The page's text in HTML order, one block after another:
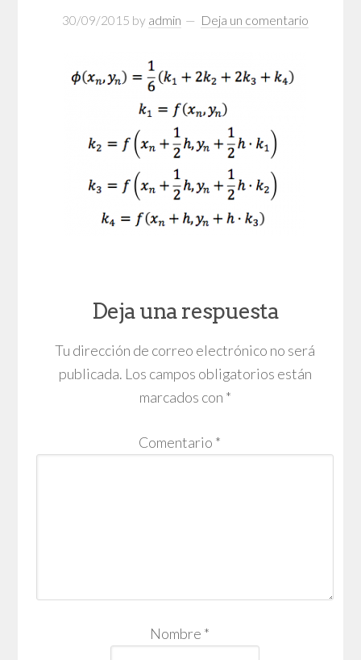
30/09/2015 by admin Deja un comentario
Deja una respuesta
Tu dirección de correo electrónico no será
publicada. Los campos obligatorios están
marcados con *
Comentario *
Nombre *